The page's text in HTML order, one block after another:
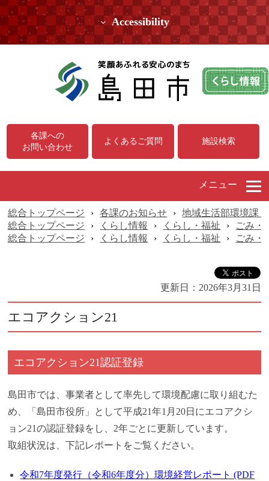
Accessibility
各課への
お問い合わせ
よくあるご質問 施設検索
メニュー
総合トップページ › 各課のお知らせ ›
地域生活部環境課
総合トップページ
› くらし情報 › くらし・福祉 ›
ごみ・
総合トップページ
› くらし情報 › くらし・福祉 › ごみ・
更新日： 2026年3月31日
エコアクション21
エコアクション21認証登録
島田市では、事業者として率先して環境配慮に取り組むた
め、「島田市役所」として平成21年1月20日にエコアクシ
ョン21の認証登録をし、2年ごとに更新しています。
取組状況は、下記レポートをご覧ください。
令和7年度発行（令和6年度分）環境経営レポート (PDF